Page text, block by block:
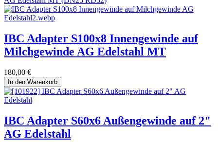
IBC Adapter S100x8 Innengewinde auf
Milchgewinde AG Edelstahl MT
180,00 €
In den Warenkorb
IBC Adapter S60x6 Außengewinde auf 2"
AG Edelstahl